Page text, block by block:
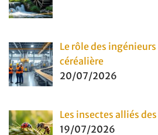
Le rôle des
céréalière
20/07/2026
Les insectes alliés
19/07/2026